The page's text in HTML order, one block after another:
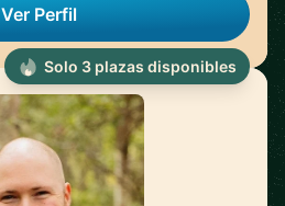
Ver Perfil
Solo 3 plazas disponibles